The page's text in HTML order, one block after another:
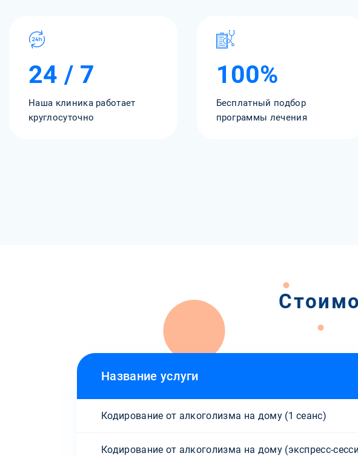
24 / 7
Наша клиника работает
круглосуточно
100%
Бесплатный подбор
программы лечения
Название услуги
Кодирование от алкоголизма на дому (1 сеанс)
Кодирование от алкоголизма на дому (экспресс-